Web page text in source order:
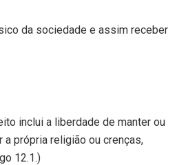
da sociedade e assim receber
inclui a liberdade de manter ou
própria religião ou crenças,
12.1.)